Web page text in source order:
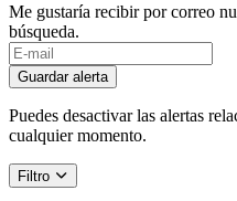
Me gustaría recibir por correo
búsqueda.
If
you
are
a
human,
ignore
this
field
Guardar alerta
Puedes desactivar las alertas
cualquier momento.
Filtro